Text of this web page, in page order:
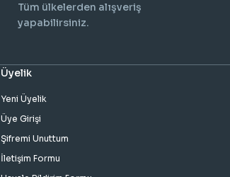
Tüm ülkelerden alışveriş
yapabilirsiniz.
Üyelik
Yeni Üyelik
Üye Girişi
Şifremi Unuttum
İletişim Formu